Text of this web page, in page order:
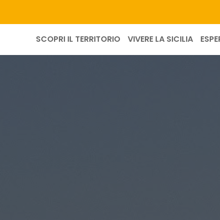
SCOPRI IL TERRITORIO VIVERE LA SICILIA